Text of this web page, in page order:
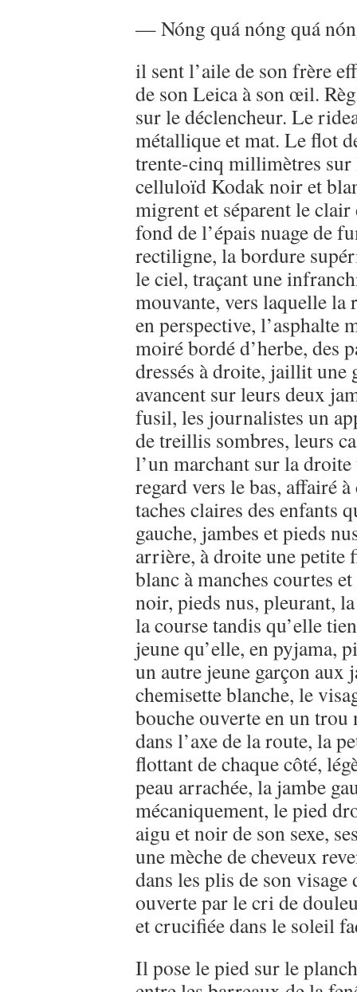
— Nóng quá nóng quá
il sent l’aile de son frère
de son Leica à son œil.
sur le déclencheur. Le
métallique et mat. Le flot
trente-cinq millimètres sur
celluloïd Kodak noir et
migrent et séparent le
fond de l’épais nuage de
rectiligne, la bordure
le ciel, traçant une
mouvante, vers laquelle la
en perspective, l’asphalte
moiré bordé d’herbe, des
dressés à droite, jaillit une
avancent sur leurs deux
fusil, les journalistes un
de treillis sombres, leurs
l’un marchant sur la
regard vers le bas, affairé
taches claires des enfants
gauche, jambes et pieds
arrière, à droite une petite
blanc à manches courtes
noir, pieds nus, pleurant,
la course tandis qu’elle
jeune qu’elle, en pyjama,
un autre jeune garçon aux
chemisette blanche, le
bouche ouverte en un trou
dans l’axe de la route, la
flottant de chaque côté,
peau arrachée, la jambe
mécaniquement, le pied
aigu et noir de son sexe,
une mèche de cheveux
dans les plis de son
ouverte par le cri de
et crucifiée dans le soleil
Il pose le pied sur le